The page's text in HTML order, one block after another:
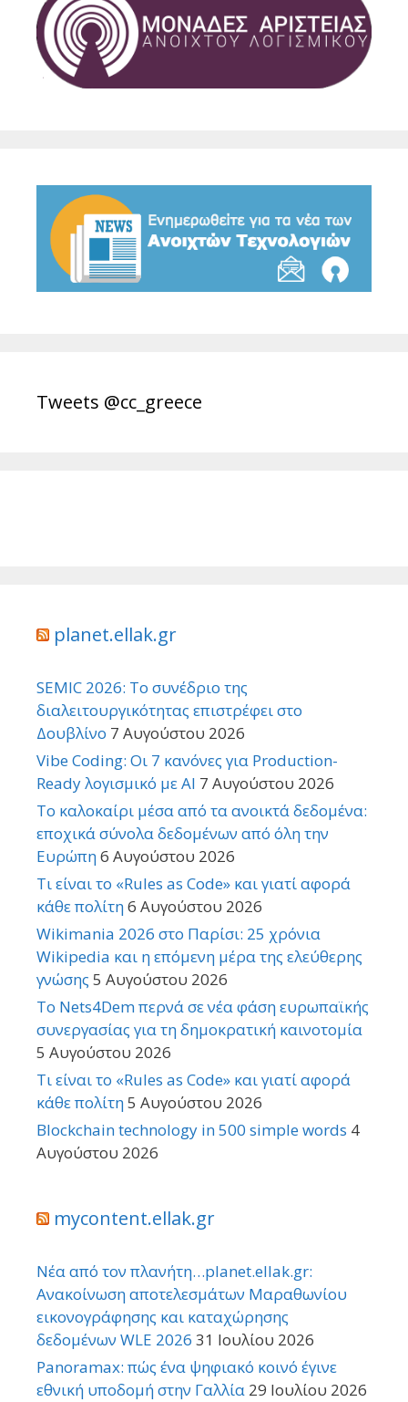
Tweets @cc_greece
planet.ellak.gr
SEMIC 2026: Το συνέδριο της
διαλειτουργικότητας επιστρέφει στο
Δουβλίνο 7 Αυγούστου 2026
Vibe Coding: Οι 7 κανόνες για Production-
Ready λογισμικό με AI 7 Αυγούστου 2026
Το καλοκαίρι μέσα από τα ανοικτά δεδομένα:
εποχικά σύνολα δεδομένων από όλη την
Ευρώπη6 Αυγούστου 2026
Τι είναι το «Rules as Code» και γιατί αφορά
κάθε πολίτη6 Αυγούστου 2026
Wikimania 2026 στο Παρίσι: 25 χρόνια
Wikipedia και η επόμενη μέρα της ελεύθερης
γνώσης 5 Αυγούστου 2026
Το Nets4Dem περνά σε νέα φάση ευρωπαϊκής
συνεργασίας για τη δημοκρατική καινοτομία
5 Αυγούστου 2026
Τι είναι το «Rules as Code» και γιατί αφορά
κάθε πολίτη5 Αυγούστου 2026
Blockchain technology in 500 simple words 4
Αυγούστου 2026
mycontent.ellak.gr
Νέα από τον πλανήτη…planet.ellak.gr:
Ανακοίνωση αποτελεσμάτων Μαραθωνίου
εικονογράφησης και καταχώρησης
δεδομένων WLE 2026 31 Ιουλίου 2026
Panoramax: πώς ένα ψηφιακό κοινό έγινε
εθνική υποδομή στην Γαλλία 29 Ιουλίου 2026